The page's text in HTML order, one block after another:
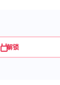
解锁